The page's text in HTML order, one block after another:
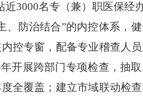
近3000名专（兼）职医保经
、防治结合”的内控体系，
控专窗，配备专业稽查人
开展跨部门专项检查，抽
全覆盖；建立市域联动检